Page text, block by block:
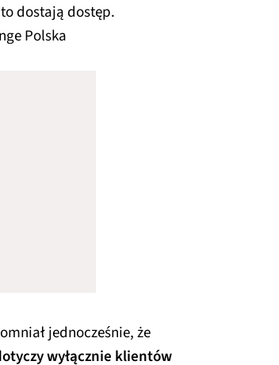
dostają dostęp.
Polska
jednocześnie, że
wyłącznie klientów